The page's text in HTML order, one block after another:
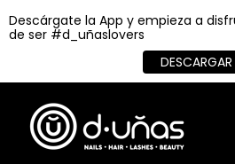
content
Descárgate la App y empieza a
de ser #d_uñaslovers
DESCARGAR